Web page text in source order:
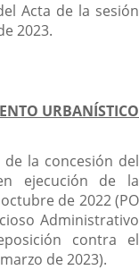
Acta de la sesión
2023.
URBANÍSTICO
la concesión del
ejecución de la
de 2022 (PO
Administrativo
contra el
de 2023).